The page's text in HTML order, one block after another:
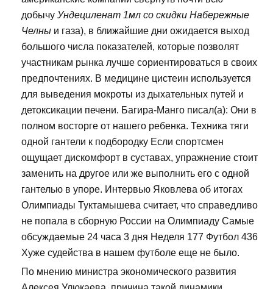
добычу Ундециленат 1мл со скидки Набережные
Челны и газа), в ближайшие дни ожидается выход
большого числа показателей, которые позволят
участникам рынка лучше сориентироваться в своих
предпочтениях. В медицине цистеин используется
для выведения мокроты из дыхательных путей и
детоксикации печени. Багира-Манго писал(а): Они в
полном восторге от нашего ребенка. Техника тяги
одной гантели к подбородку Если спортсмен
ощущает дискомфорт в суставах, упражнение стоит
заменить на другое или же выполнить его с одной
гантелью в упоре. Интервью Яковлева об итогах
Олимпиады Туктамышева считает, что справедливо
не попала в сборную России на Олимпиаду Самые
обсуждаемые 24 часа 3 дня Неделя 177 Футбол 436
Хуже судейства в нашем футболе еще не было.
По мнению министра экономического развития